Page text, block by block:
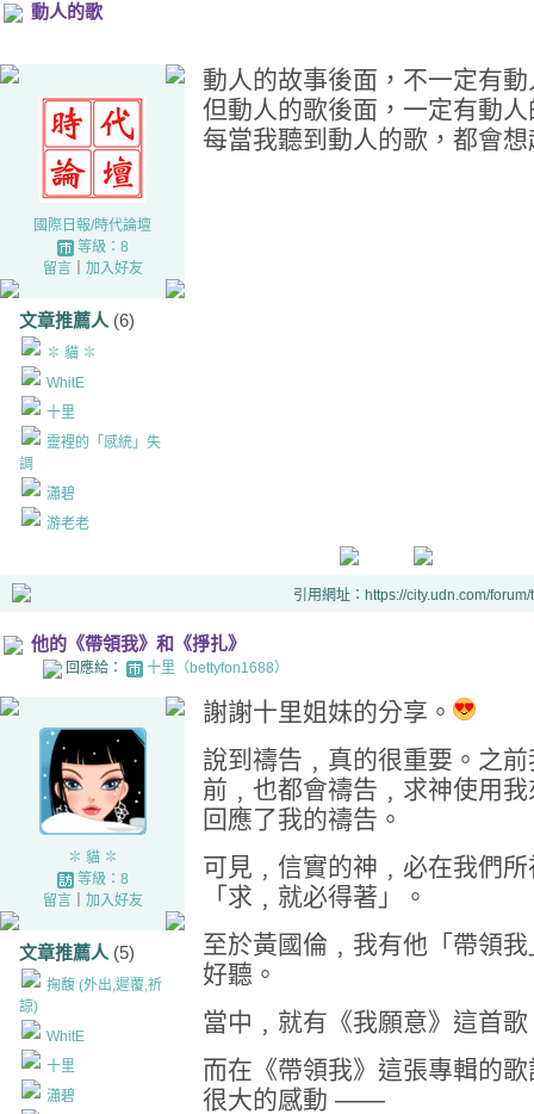
動人的歌
國際日報/時代論壇
等級：8
留言｜ 加入好友
文章推薦人 (6)
✽ 貓 ✽
WhitE
十里
靈裡的「感統」失
調
瀟碧
游老老
動人的故事後面，不一定有
但動人的歌後面，一定有動
每當我聽到動人的歌，都會
引用網址：https://city.udn.com/
他的《帶領我》和《掙扎》
回應給： 十里（bettyfon1688）
✽ 貓 ✽
等級：8
留言｜ 加入好友
文章推薦人 (5)
掬馥 (外出,遲覆,祈
諒)
WhitE
十里
瀟碧
謝謝十里姐妹的分享。
說到禱告﹐真的很重要。之
前﹐也都會禱告﹐求神使用
回應了我的禱告。
可見﹐信實的神﹐必在我們
「求﹐就必得著」。
至於黃國倫﹐我有他「帶領
好聽。
當中﹐就有《我願意》這首歌
而在《帶領我》這張專輯的
很大的感動 ——